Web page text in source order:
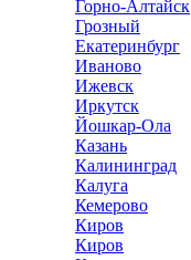
Горно-Алтайск
Грозный
Екатеринбург
Иваново
Ижевск
Иркутск
Йошкар-Ола
Казань
Калининград
Калуга
Кемерово
Киров
Киров